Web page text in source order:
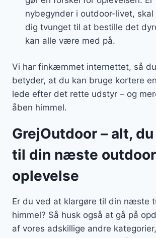
nybegynder i outdoor-livet, skal
dig tvunget til at bestille det
kan alle være med på.
Vi har finkæmmet internettet, så
betyder, at du kan bruge kortere
lede efter det rette udstyr – og
åben himmel.
GrejOutdoor – alt,
til din næste
oplevelse
Er du ved at klargøre til din næste
himmel? Så husk også at gå på
af vores adskillige andre